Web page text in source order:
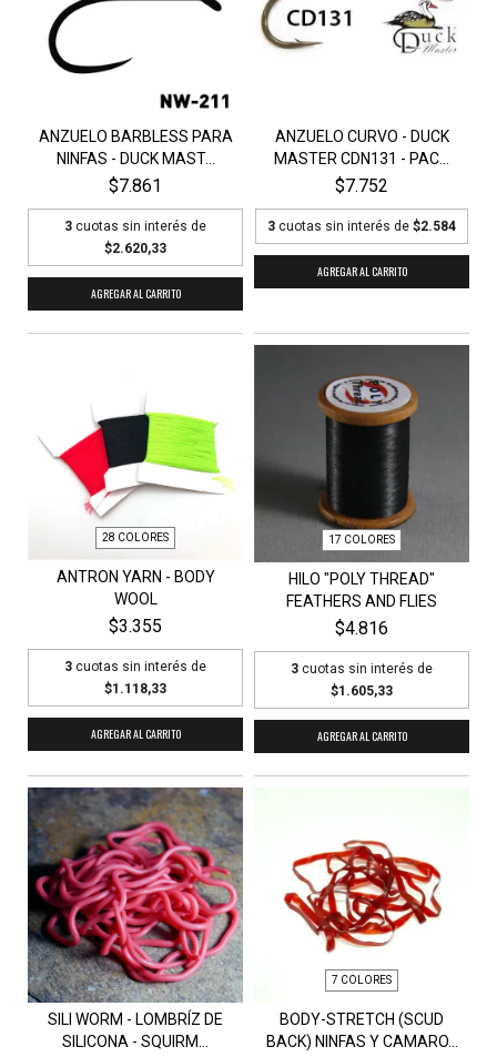
ANZUELO BARBLESS PARA
NINFAS - DUCK MAST...
$7.861
3 cuotas sin interés de
$2.620,33
AGREGAR AL CARRITO
ANZUELO CURVO - DUCK
MASTER CDN131 - PAC...
$7.752
3 cuotas sin interés de $2.584
AGREGAR AL CARRITO
28 COLORES
ANTRON YARN - BODY
WOOL
$3.355
3 cuotas sin interés de
$1.118,33
AGREGAR AL CARRITO
17 COLORES
HILO "POLY THREAD"
FEATHERS AND FLIES
$4.816
3 cuotas sin interés de
$1.605,33
AGREGAR AL CARRITO
SILI WORM - LOMBRÍZ DE
SILICONA - SQUIRM...
7 COLORES
BODY-STRETCH (SCUD
BACK) NINFAS Y CAMARO...